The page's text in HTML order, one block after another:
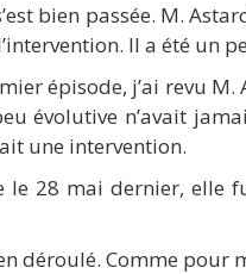
bien passée. M.
Il a été un
épisode, j’ai revu
évolutive n’avait
une intervention.
le 28 mai dernier, elle
déroulé. Comme